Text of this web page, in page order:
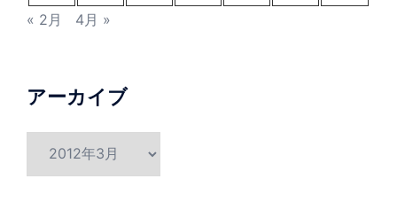
« 2月
4月 »
アーカイブ